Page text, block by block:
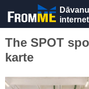
The SPOT
karte